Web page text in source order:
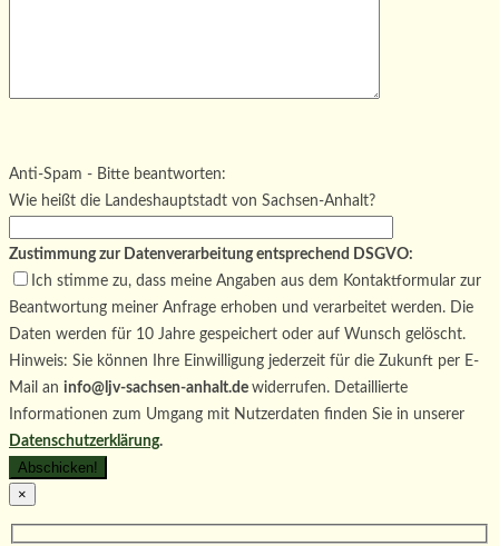
Bitte lasse dieses Feld leer.
Anti-Spam - Bitte beantworten:
Wie heißt die Landeshauptstadt von Sachsen-Anhalt?
Zustimmung zur Datenverarbeitung entsprechend DSGVO:
Ich stimme zu, dass meine Angaben aus dem Kontaktformular zur
Beantwortung meiner Anfrage erhoben und verarbeitet werden. Die
Daten werden für 10 Jahre gespeichert oder auf Wunsch gelöscht.
Hinweis: Sie können Ihre Einwilligung jederzeit für die Zukunft per E-
Mail an info@ljv-sachsen-anhalt.de widerrufen. Detaillierte
Informationen zum Umgang mit Nutzerdaten finden Sie in unserer
Datenschutzerklärung.
×